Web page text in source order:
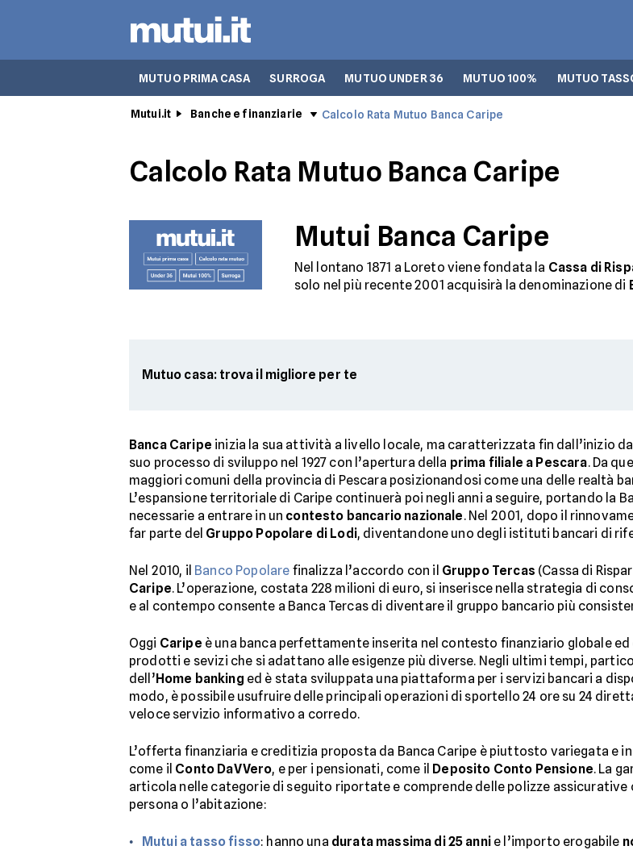
MUTUO PRIMA CASA SURROGA MUTUO UNDER 36 MUTUO 100% MUTUO
Mutui.it Banche e finanziarie Calcolo Rata Mutuo Banca Caripe
Calcolo Rata Mutuo Banca Caripe
Mutui Banca Caripe
Nel lontano 1871 a Loreto viene fondata la Cassa di
solo nel più recente 2001 acquisirà la denominazione di
Mutuo casa: trova il migliore per te
Banca Caripe inizia la sua attività a livello locale, ma caratterizzata fin dall’inizio
suo processo di sviluppo nel 1927 con l’apertura della prima filiale a Pescara. Da
maggiori comuni della provincia di Pescara posizionandosi come una delle realtà
L’espansione territoriale di Caripe continuerà poi negli anni a seguire, portando la
necessarie a entrare in un contesto bancario nazionale. Nel 2001, dopo il
far parte del Gruppo Popolare di Lodi, diventandone uno degli istituti bancari di
Nel 2010, il Banco Popolare finalizza l’accordo con il Gruppo Tercas (Cassa di
Caripe. L’operazione, costata 228 milioni di euro, si inserisce nella strategia di
e al contempo consente a Banca Tercas di diventare il gruppo bancario più
Oggi Caripe è una banca perfettamente inserita nel contesto finanziario globale
prodotti e sevizi che si adattano alle esigenze più diverse. Negli ultimi tempi,
dell’Home banking ed è stata sviluppata una piattaforma per i servizi bancari a
modo, è possibile usufruire delle principali operazioni di sportello 24 ore su 24
veloce servizio informativo a corredo.
L’offerta finanziaria e creditizia proposta da Banca Caripe è piuttosto variegata e
come il Conto DaVVero, e per i pensionati, come il Deposito Conto Pensione. La
articola nelle categorie di seguito riportate e comprende delle polizze
persona o l’abitazione:
Mutui a tasso fisso: hanno una durata massima di 25 annie l’importo erogabile